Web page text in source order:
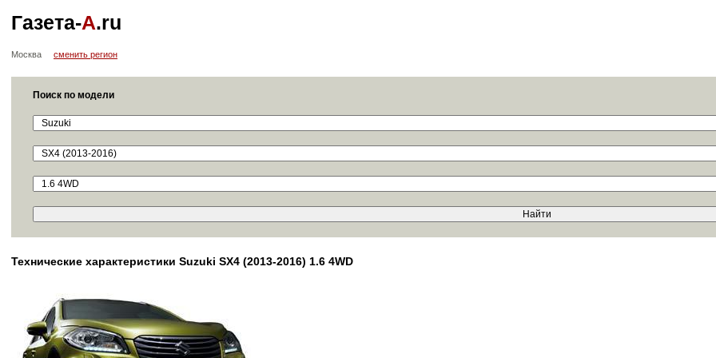
Газета-А.ru
Москва сменить регион
Поиск по модели
Технические характеристики Suzuki SX4 (2013-2016) 1.6 4WD